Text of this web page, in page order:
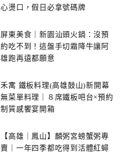
心燙口，假日必拿號碼牌
屏東美食｜新園汕頭火鍋：沒預
約吃不到！這盤手切霜降牛讓阿
雄跑再遠都願意
禾寓 鐵板料理(高雄鼓山)新開幕
無菜單料理｜８席鐵板吧台×預約
制質感饗宴開箱
【高雄｜鳳山】麟粥宮螃蟹粥專
賣｜一年四季都吃得到活體紅蟳